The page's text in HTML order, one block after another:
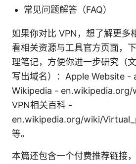
常见问题解答（FAQ）
如果你对比 VPN，想了解更多
看相关资源与工具官方页面，
理笔记，方便你进一步研究（
写出域名）：Apple Website -
Wikipedia - en.wikipedia.org/
VPN相关百科 -
en.wikipedia.org/wiki/
等。
本篇还包含一个付费推荐链接